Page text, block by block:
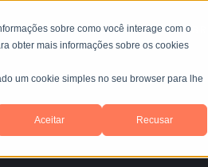
sobre como você interage com o
obter mais informações sobre os cookies
um cookie simples no seu browser para lhe
Aceitar Recusar
SINTONIAEDUCAÇÃOREUNIÕESSOBRE